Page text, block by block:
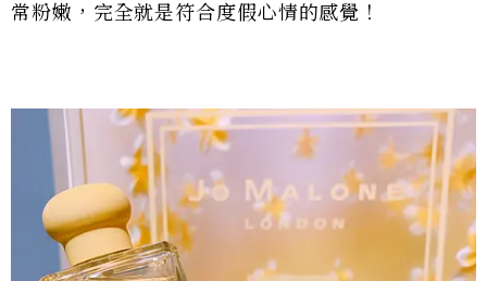
常粉嫩，完全就是符合度假心情的感覺！